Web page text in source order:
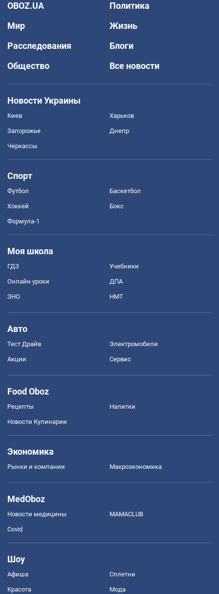
OBOZ.UA
Политика
Мир
Жизнь
Расследования
Блоги
Общество
Все новости
Новости Украины
Киев Харьков
Запорожье Днепр
Черкассы
Спорт
Футбол Баскетбол
Хоккей Бокс
Формула-1
Моя школа
ГДЗ Учебники
Онлайн уроки ДПА
ЗНО НМТ
Авто
Тест Драйв Электромобили
Акции Сервис
Food Oboz
Рецепты Напитки
Новости Кулинарии
Экономика
Рынки и компании Mакроэкономика
MedOboz
Новости медицины MAMACLUB
Covid
Шоу
Афиша Сплетни
Красота Мода